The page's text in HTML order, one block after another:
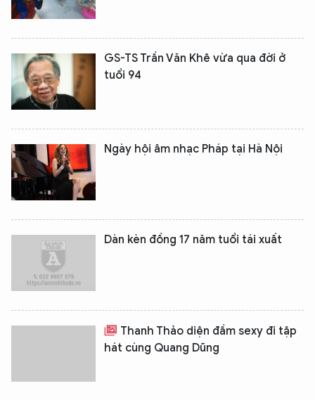
GS-TS Trần Văn Khê vừa qua đời ở
tuổi 94
Ngày hội âm nhạc Pháp tại Hà Nội
Dàn kèn đồng 17 năm tuổi tái xuất
Thanh Thảo diện đầm sexy đi tập
hát cùng Quang Dũng